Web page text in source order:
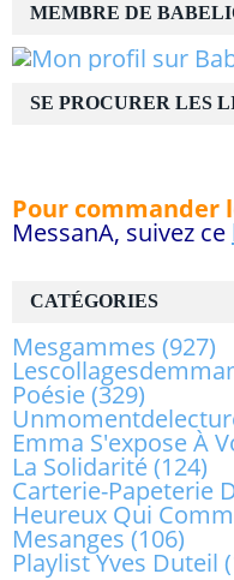
CATÉGORIES
Mesgammes (927)
Poésie(329)
Emma S'expose À
La Solidarité(124)
Carterie-Papeterie
Heureux Qui
Mesanges (106)
Playlist Yves Duteil
MEMBRE DE
SE PROCURER LES
Pour commander
MessanA, suivez ce